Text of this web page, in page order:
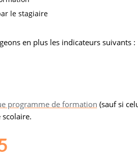
le stagiaire
en plus les indicateurs suivants :
programme de formation (sauf si